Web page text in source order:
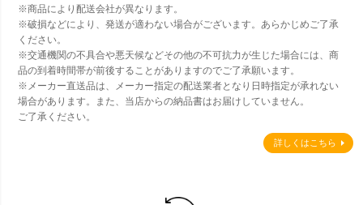
※商品により配送会社が異なります。
※破損などにより、発送が適わない場合がございます。あらかじめご了承
ください。
※交通機関の不具合や悪天候などその他の不可抗力が生じた場合には、商
品の到着時間帯が前後することがありますのでご了承願います。
※メーカー直送品は、メーカー指定の配送業者となり日時指定が承れない
場合があります。また、当店からの納品書はお届けしていません。
ご了承ください。
詳しくはこちら